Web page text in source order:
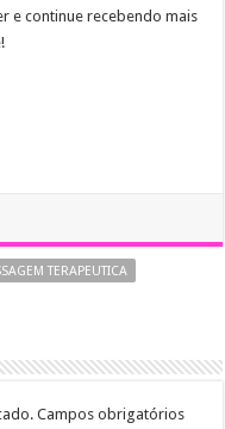
e continue recebendo mais
TERAPEUTICA
Campos obrigatórios